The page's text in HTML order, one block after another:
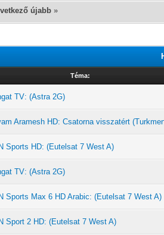
újabb »
Téma:
TV: (Astra 2G)
Aramesh HD: Csatorna visszatért
Sports HD: (Eutelsat 7 West A)
TV: (Astra 2G)
Sports Max 6 HD Arabic: (Eutelsat 7 West A)
Sport 2 HD: (Eutelsat 7 West A)